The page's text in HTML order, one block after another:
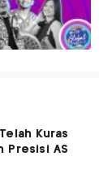
Kuras
Presisi AS